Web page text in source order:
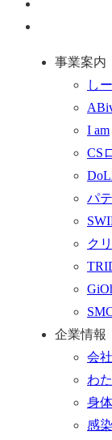
事業案内
し
I am
CS
パテ
ク
企業情報
会
わ
身
感